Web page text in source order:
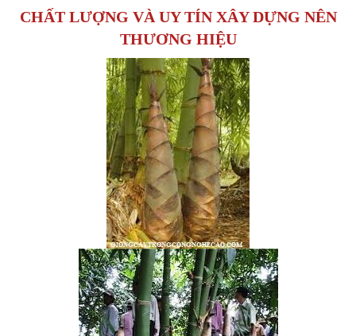
CHẤT LƯỢNG VÀ UY TÍN XÂY DỰNG NÊN
THƯƠNG HIỆU